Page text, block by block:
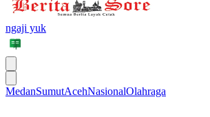
ngaji yuk
MedanSumutAcehNasionalOlahraga